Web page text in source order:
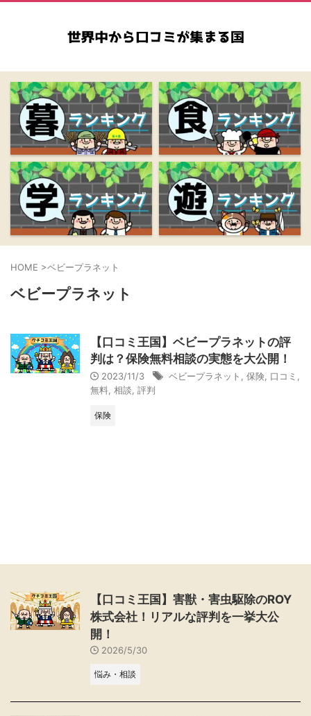
HOME >ベビープラネット
ベビープラネット
【口コミ王国】ベビープラネットの評
判は？保険無料相談の実態を大公開！
2023/11/3 ベビープラネット 保険 口コミ
無料 相談 評判
保険
【口コミ王国】害獣・害虫駆除のROY
株式会社！リアルな評判を一挙大公
開！
2026/5/30
悩み・相談